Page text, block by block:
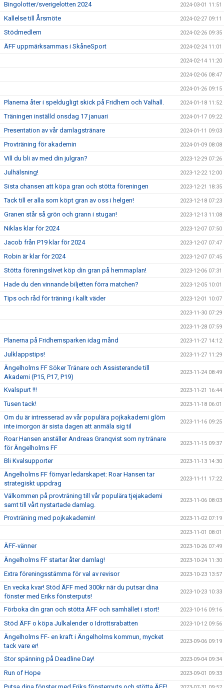
Bingolotter/sverigelotten 2024 2024-03-01 11:51
Kallelse till Årsmöte 2024-02-27 09:11
Stödmedlem 2024-02-26 09:35
ÄFF uppmärksammas i SkåneSport 2024-02-24 11:01
2024-02-14 11:20
2024-02-06 08:47
2024-01-26 09:15
Planerna åter i speldugligt skick på Fridhem och Valhall. 2024-01-18 11:52
Träningen inställd onsdag 17 januari 2024-01-17 09:22
Presentation av vår damlagstränare 2024-01-11 09:03
Provträning för akademin 2024-01-09 08:08
Vill du bli av med din julgran? 2023-12-29 07:26
Julhälsning! 2023-12-22 12:00
Sista chansen att köpa gran och stötta föreningen 2023-12-21 18:35
Tack till er alla som köpt gran av oss i helgen! 2023-12-18 07:23
Granen står så grön och grann i stugan! 2023-12-13 11:08
Niklas klar för 2024 2023-12-07 07:50
Jacob från P19 klar för 2024 2023-12-07 07:47
Robin är klar för 2024 2023-12-07 07:45
Stötta föreningslivet köp din gran på hemmaplan! 2023-12-06 07:31
Hade du den vinnande biljetten förra matchen? 2023-12-05 10:01
Tips och råd för träning i kallt väder 2023-12-01 10:07
2023-11-30 07:29
2023-11-28 07:59
Planerna på Fridhemsparken idag månd 2023-11-27 14:12
Julklappstips! 2023-11-27 11:29
Ängelholms FF Söker Tränare och Assisterande till
Akademi (P15, P17, P19)
2023-11-24 08:49
Kvalspurt !!! 2023-11-21 16:44
Tusen tack! 2023-11-18 06:01
Om du är intresserad av vår populära pojkakademi glöm
inte imorgon är sista dagen att anmäla sig til
2023-11-16 09:25
Roar Hansen anställer Andreas Granqvist som ny tränare
för Ängelholms FF
2023-11-15 09:37
Bli Kvalsupporter 2023-11-13 14:30
Ängelholms FF förnyar ledarskapet: Roar Hansen tar
strategiskt uppdrag
2023-11-11 17:22
Välkommen på provträning till vår populära tjejakademi
samt till vårt nystartade damlag.
2023-11-06 08:03
Provträning med pojkakademin! 2023-11-02 07:19
2023-11-01 08:01
ÄFF-vänner 2023-10-26 07:49
Ängelholms FF startar åter damlag! 2023-10-24 11:30
Extra föreningsstämma för val av revisor 2023-10-23 13:57
En vecka kvar! Stöd ÄFF med 300kr när du putsar dina
fönster med Eriks fönsterputs!
2023-10-23 10:33
Förboka din gran och stötta ÄFF och samhället i stort! 2023-10-16 09:16
Stöd ÄFF o köpa Julkalender o Idrottsrabatten 2023-10-12 09:56
Ängelholms FF- en kraft i Ängelholms kommun, mycket
tack vare er!
2023-09-06 09:19
Stor spänning på Deadline Day! 2023-09-04 09:34
Run of Hope 2023-09-01 09:33